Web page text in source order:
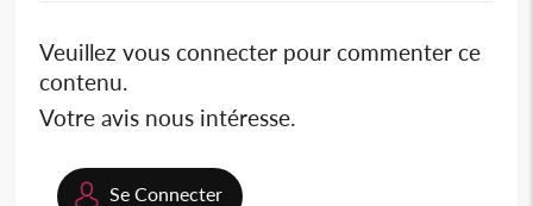
Veuillez vous connecter pour commenter ce
contenu.
Votre avis nous intéresse.
Se Connecter